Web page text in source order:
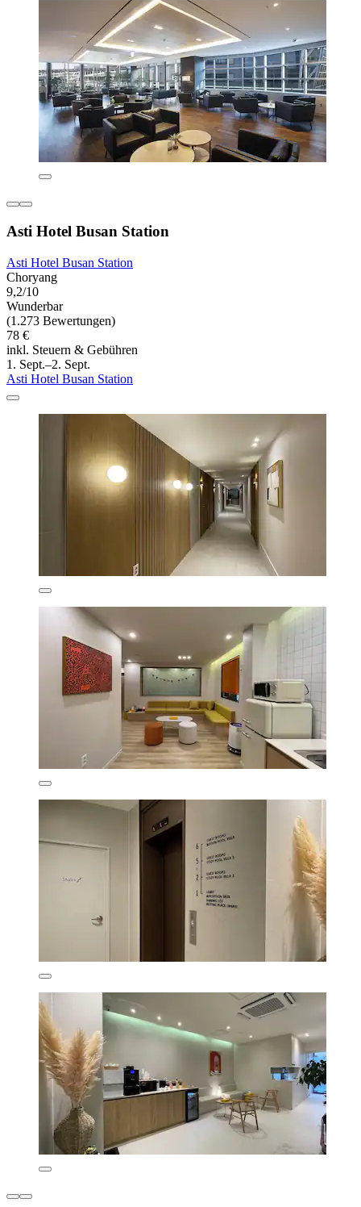
Asti Hotel Busan Station
Asti Hotel Busan Station
Choryang
9,2/10
Wunderbar
(1.273 Bewertungen)
78 €
inkl. Steuern & Gebühren
1. Sept.–2. Sept.
Asti Hotel Busan Station